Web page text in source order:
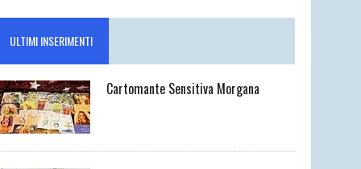
ULTIMI INSERIMENTI
Cartomante Sensitiva Morgana